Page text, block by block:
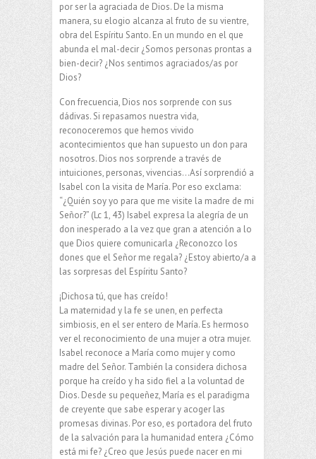
por ser la agraciada de Dios. De la misma
manera, su elogio alcanza al fruto de su vientre,
obra del Espíritu Santo. En un mundo en el que
abunda el mal-decir ¿Somos personas prontas a
bien-decir? ¿Nos sentimos agraciados/as por
Dios?
Con frecuencia, Dios nos sorprende con sus
dádivas. Si repasamos nuestra vida,
reconoceremos que hemos vivido
acontecimientos que han supuesto un don para
nosotros. Dios nos sorprende a través de
intuiciones, personas, vivencias…Así sorprendió a
Isabel con la visita de María. Por eso exclama:
“¿Quién soy yo para que me visite la madre de mi
Señor?” (Lc 1, 43) Isabel expresa la alegría de un
don inesperado a la vez que gran a atención a lo
que Dios quiere comunicarla ¿Reconozco los
dones que el Señor me regala? ¿Estoy abierto/a a
las sorpresas del Espíritu Santo?
¡Dichosa tú, que has creído!
La maternidad y la fe se unen, en perfecta
simbiosis, en el ser entero de María. Es hermoso
ver el reconocimiento de una mujer a otra mujer.
Isabel reconoce a María como mujer y como
madre del Señor. También la considera dichosa
porque ha creído y ha sido fiel a la voluntad de
Dios. Desde su pequeñez, María es el paradigma
de creyente que sabe esperar y acoger las
promesas divinas. Por eso, es portadora del fruto
de la salvación para la humanidad entera ¿Cómo
está mi fe? ¿Creo que Jesús puede nacer en mi